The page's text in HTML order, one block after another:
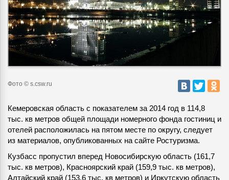
Фото © s.csw.ru
Кемеровская область с показателем за 2014 год в 114,8
тыс. кв метров общей площади номерного фонда гостиниц и
отелей расположилась на пятом месте по округу, следует
из материалов, опубликованных на сайте Ростуризма.
Кузбасс пропустил вперед Новосибирскую область (161,7
тыс. кв метров), Красноярский край (159,9 тыс. кв метров),
Алтайский край (153,6 тыс. кв метров) и Иркутскую область